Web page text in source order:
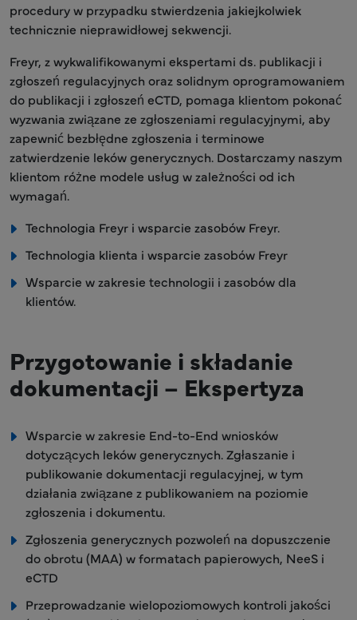
procedury w przypadku stwierdzenia jakiejkolwiek
technicznie nieprawidłowej sekwencji.
Freyr, z wykwalifikowanymi ekspertami ds. publikacji i
zgłoszeń regulacyjnych oraz solidnym oprogramowaniem
do publikacji i zgłoszeń eCTD, pomaga klientom pokonać
wyzwania związane ze zgłoszeniami regulacyjnymi, aby
zapewnić bezbłędne zgłoszenia i terminowe
zatwierdzenie leków generycznych. Dostarczamy naszym
klientom różne modele usług w zależności od ich
wymagań.
Technologia Freyr i wsparcie zasobów Freyr.
Technologia klienta i wsparcie zasobów Freyr
Wsparcie w zakresie technologii i zasobów dla
klientów.
Przygotowanie i składanie
dokumentacji – Ekspertyza
Wsparcie w zakresie End-to-End wniosków
dotyczących leków generycznych. Zgłaszanie i
publikowanie dokumentacji regulacyjnej, w tym
działania związane z publikowaniem na poziomie
zgłoszenia i dokumentu.
Zgłoszenia generycznych pozwoleń na dopuszczenie
do obrotu (MAA) w formatach papierowych, NeeS i
eCTD
Przeprowadzanie wielopoziomowych kontroli jakości